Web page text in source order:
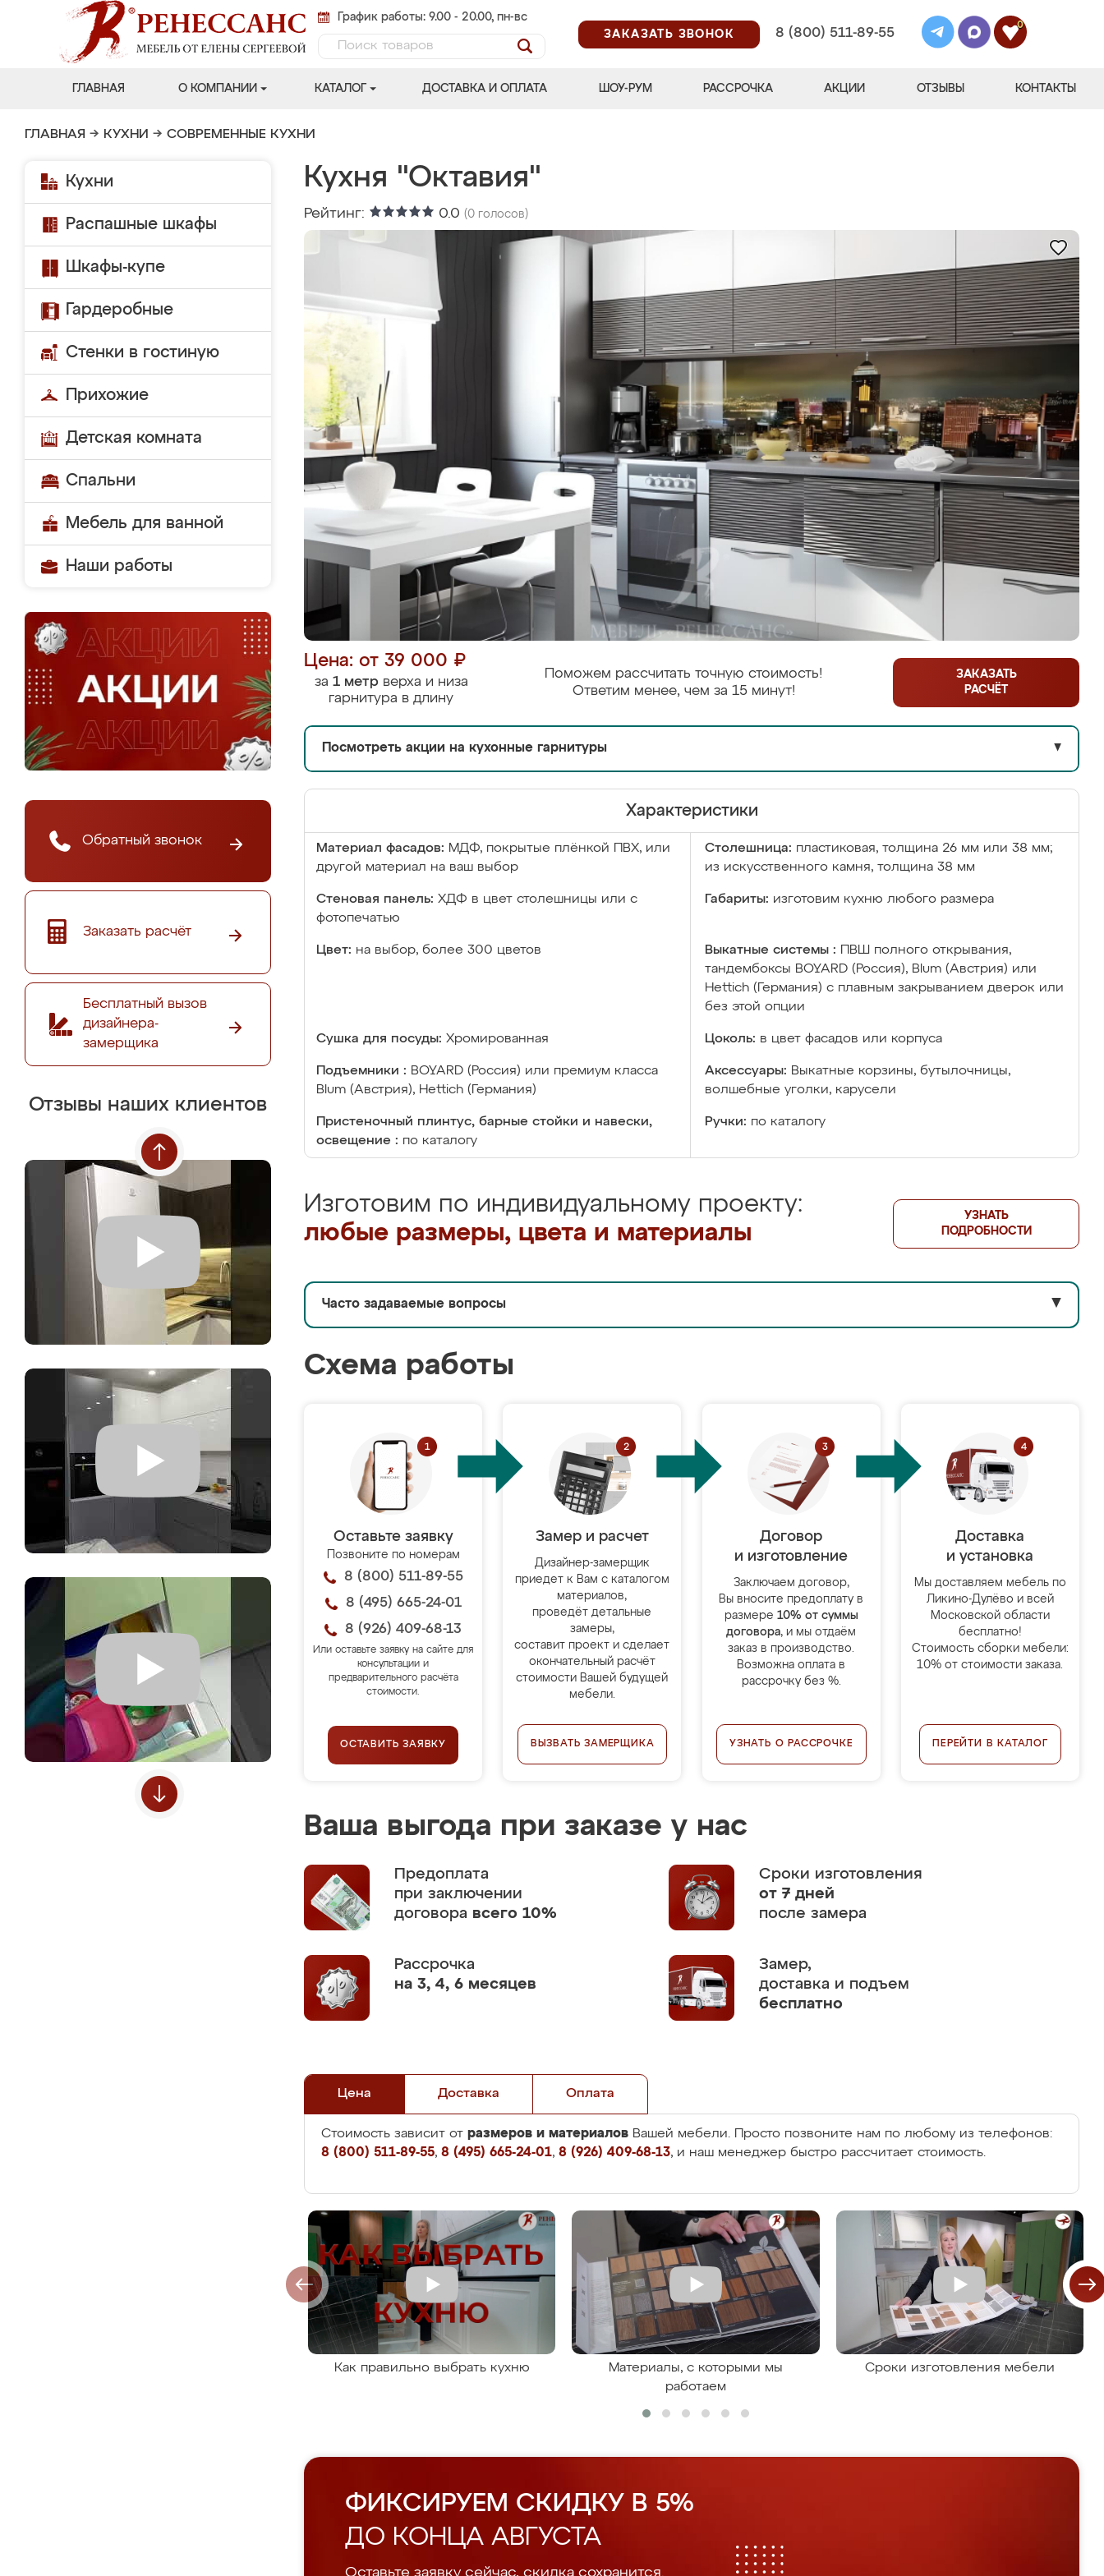
График работы: 9.00 - 20.00, пн-вс
ЗАКАЗАТЬ ЗВОНОК
8 (800) 511-89-55
0
ГЛАВНАЯ О КОМПАНИИ КАТАЛОГ ДОСТАВКА И ОПЛАТА ШОУ-РУМ РАССРОЧКА АКЦИИ ОТЗЫВЫ КОНТАКТЫ
ГЛАВНАЯ → КУХНИ → СОВРЕМЕННЫЕ КУХНИ
Кухни
Распашные шкафы
Шкафы-купе
Гардеробные
Стенки в гостиную
Прихожие
Детская комната
Спальни
Мебель для ванной
Наши работы
Обратный звонок
Заказать расчёт
Бесплатный вызов
дизайнера-
замерщика
Отзывы наших клиентов
Кухня "Октавия"
Рейтинг: 0.0 (0 голосов)
Цена: от 39 000 ₽
за 1 метрверха и низа
гарнитура в длину
Поможем рассчитать точную стоимость!
Ответим менее, чем за 15 минут!
ЗАКАЗАТЬ
РАСЧЁТ
Посмотреть акции на кухонные гарнитуры ▼
Характеристики
Материал фасадов: МДФ, покрытые плёнкой ПВХ, или
другой материал на ваш выбор
Столешница: пластиковая, толщина 26 мм или 38 мм;
из искусственного камня, толщина 38 мм
Стеновая панель: ХДФ в цвет столешницы или с
фотопечатью
Габариты: изготовим кухню любого размера
Цвет: на выбор, более 300 цветов Выкатные системы :
ПВШ полного открывания,
тандембоксы BOYARD (Россия), Blum (Австрия) или
Hettich (Германия) с плавным закрыванием дверок или
без этой опции
Сушка для посуды: Хромированная Цоколь: в цвет фасадов или корпуса
Подъемники : BOYARD (Россия) или премиум класса
Blum (Австрия), Hettich (Германия)
Аксессуары: Выкатные корзины, бутылочницы,
волшебные уголки, карусели
Пристеночный плинтус, барные стойки и навески,
освещение : по каталогу
Ручки: по каталогу
Изготовим по индивидуальному проекту:
любые размеры, цвета и материалы
УЗНАТЬ
ПОДРОБНОСТИ
Часто задаваемые вопросы ▼
Схема работы
Оставьте заявку
Позвоните по номерам
8 (800) 511-89-55
8 (495) 665-24-01
8 (926) 409-68-13
Или оставьте заявку на сайте для
консультации и
предварительного расчёта
стоимости.
ОСТАВИТЬ ЗАЯВКУ
Замер и расчет
Дизайнер-замерщик
приедет к Вам с каталогом
материалов,
проведёт детальные
замеры,
составит проект и сделает
окончательный расчёт
стоимости Вашей будущей
мебели.
ВЫЗВАТЬ ЗАМЕРЩИКА
Договор
и изготовление
Заключаем договор,
Вы вносите предоплату в
размере 10% от суммы
договора, и мы отдаём
заказ в производство.
Возможна оплата в
рассрочку без %.
УЗНАТЬ О РАССРОЧКЕ
Доставка
и установка
Мы доставляем мебель по
Ликино-Дулёво и всей
Московской области
бесплатно!
Стоимость сборки мебели:
10% от стоимости заказа.
ПЕРЕЙТИ В КАТАЛОГ
Ваша выгода при заказе у нас
Предоплата
при заключении
договора всего 10%
Сроки изготовления
от 7 дней
после замера
Рассрочка
на 3, 4, 6 месяцев
Замер,
доставка и подъем
бесплатно
Цена Доставка Оплата
Стоимость зависит от размеров и материалов Вашей мебели. Просто позвоните нам по любому из телефонов:
8 (800) 511-89-55, 8 (495) 665-24-01, 8 (926) 409-68-13, и наш менеджер быстро рассчитает стоимость.
Как правильно выбрать кухню
Материалы, с которыми мы
работаем
Сроки изготовления мебели
ФИКСИРУЕМ СКИДКУ В 5%
ДО КОНЦА АВГУСТА
Оставьте заявку сейчас, скидка сохранится.